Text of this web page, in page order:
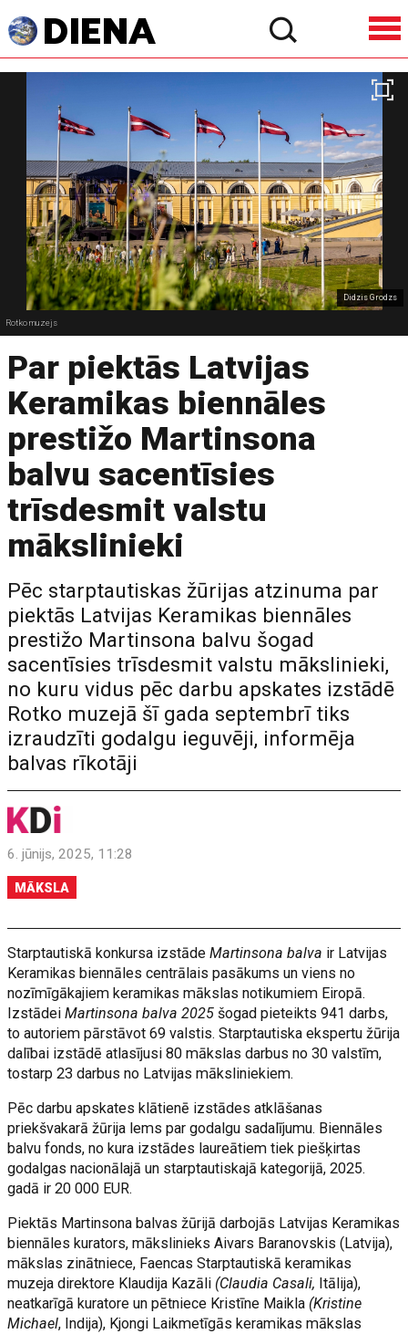
Didzis Grodzs
Rotko muzejs
Par piektās Latvijas
Keramikas biennāles
prestižo Martinsona
balvu sacentīsies
trīsdesmit valstu
mākslinieki
Pēc starptautiskas žūrijas atzinuma par
piektās Latvijas Keramikas biennāles
prestižo Martinsona balvu šogad
sacentīsies trīsdesmit valstu mākslinieki,
no kuru vidus pēc darbu apskates izstādē
Rotko muzejā šī gada septembrī tiks
izraudzīti godalgu ieguvēji, informēja
balvas rīkotāji
6. jūnijs, 2025, 11:28
MĀKSLA
Starptautiskā konkursa izstādeMartinsona balva ir Latvijas
Keramikas biennāles centrālais pasākums un viens no
nozīmīgākajiem keramikas mākslas notikumiem Eiropā.
IzstādeiMartinsona balva 2025 šogad pieteikts 941 darbs,
to autoriem pārstāvot 69 valstis. Starptautiska ekspertu žūrija
dalībai izstādē atlasījusi 80 mākslas darbus no 30 valstīm,
tostarp 23 darbus no Latvijas māksliniekiem.
Pēc darbu apskates klātienē izstādes atklāšanas
priekšvakarā žūrija lems par godalgu sadalījumu. Biennāles
balvu fonds, no kura izstādes laureātiem tiek piešķirtas
godalgas nacionālajā un starptautiskajā kategorijā, 2025.
gadā ir 20 000 EUR.
Piektās Martinsona balvas žūrijā darbojās Latvijas Keramikas
biennāles kurators, mākslinieks Aivars Baranovskis (Latvija),
mākslas zinātniece, Faencas Starptautiskā keramikas
muzeja direktore Klaudija Kazāli (Claudia Casali, Itālija),
neatkarīgā kuratore un pētniece Kristīne Maikla (Kristine
Michael, Indija), Kjongi Laikmetīgās keramikas mākslas